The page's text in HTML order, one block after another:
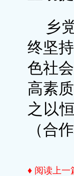
乡
终坚
色社
高素
之以
（合
♦ 阅读上一